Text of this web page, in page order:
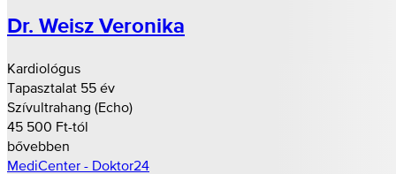
Dr. Weisz Veronika
Kardiológus
Tapasztalat 55 év
Szívultrahang (Echo)
45 500 Ft-tól
bővebben
MediCenter - Doktor24